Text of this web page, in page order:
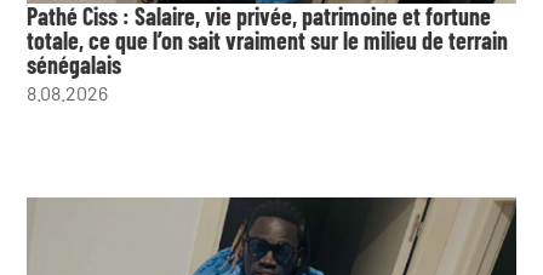
Pathé Ciss : Salaire, vie privée, patrimoine et fortune
totale, ce que l’on sait vraiment sur le milieu de terrain
sénégalais
8.08.2026